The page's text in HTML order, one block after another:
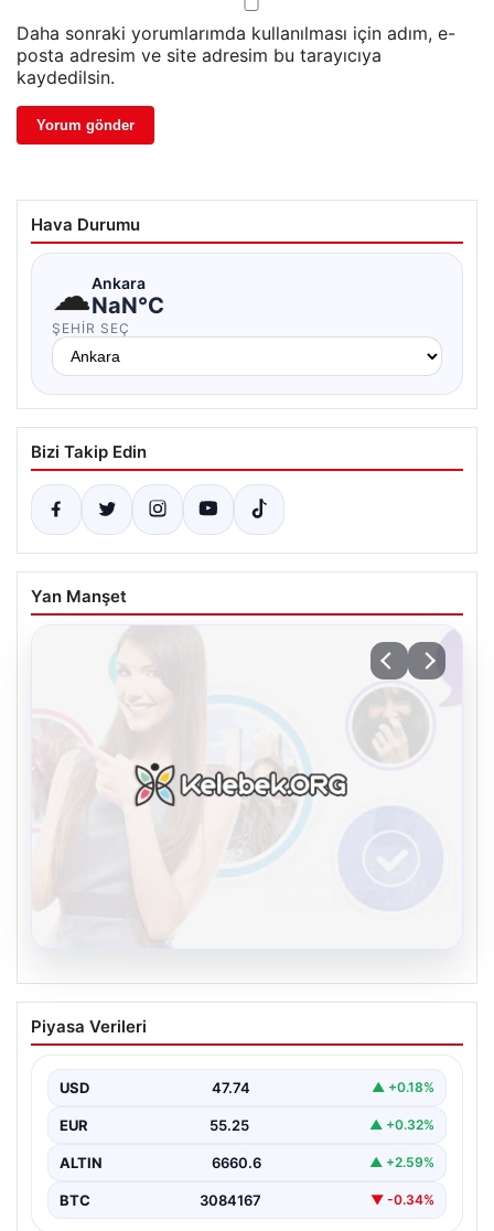
Daha sonraki yorumlarımda kullanılması için adım, e-
posta adresim ve site adresim bu tarayıcıya
kaydedilsin.
Hava Durumu
☁Ankara
NaN°C
ŞEHIR SEÇ
Bizi Takip Edin
Yan Manşet
Kelebek chat adresi İle Dijital İletişimin
Seviyeli Adresi Ve Muhabbet Deneyimi
oluşturması büyük bir hassasiyet taşımaktadır.
Günümüzde çeşitli…
Piyasa Verileri
USD 47.74 ▲ +0.18%
EUR 55.25 ▲ +0.32%
ALTIN 6660.6 ▲ +2.59%
BTC 3084167 ▼ -0.34%